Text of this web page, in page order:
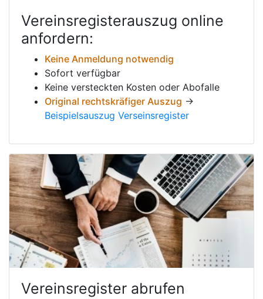
Vereinsregisterauszug online
anfordern:
Keine Anmeldung notwendig
Sofort verfügbar
Keine versteckten Kosten oder Abofalle
Original rechtskräfiger Auszug →
Beispielsauszug Verseinsregister
Vereinsregister abrufen